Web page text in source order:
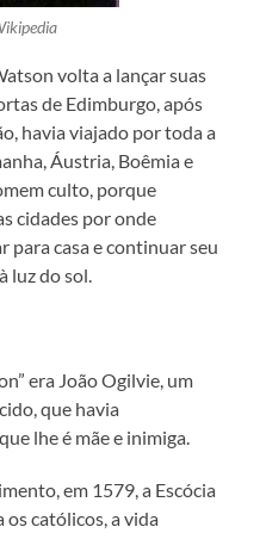
volta a lançar suas
de Edimburgo, após
havia viajado por toda a
Áustria, Boêmia e
culto, porque
cidades por onde
para casa e continuar seu
luz do sol.
era João Ogilvie, um
que havia
lhe é mãe e inimiga.
em 1579, a Escócia
católicos, a vida